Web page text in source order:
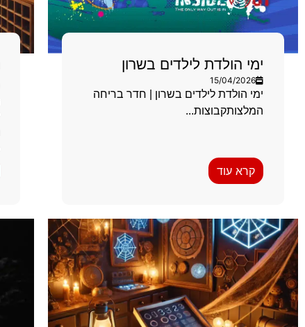
ימי הולדת לילדים בשרון
15/04/2026
ימי הולדת לילדים בשרון | חדר בריחה
המלצותקבוצות...
קרא עוד